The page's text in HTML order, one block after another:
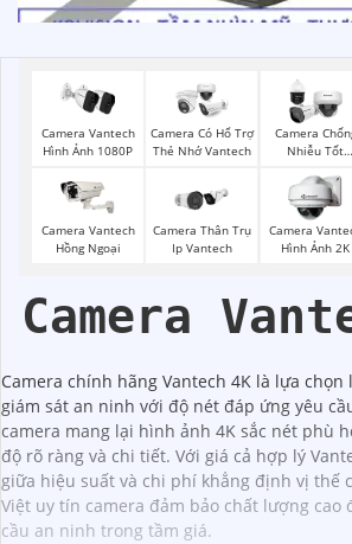
Camera Vantech
Hình Ảnh 1080P
Camera Có Hổ Trợ
Thẻ Nhớ Vantech
Camera
Nhiễu Tốt
Camera Vantech
Hồng Ngoại
Camera Thân Trụ
Ip Vantech
Camera
Hình Ảnh 2K
Camera
Camera chính hãng Vantech 4K là lựa
giám sát an ninh với độ nét đáp ứng yêu
camera mang lại hình ảnh 4K sắc nét phù
độ rõ ràng và chi tiết. Với giá cả hợp lý
giữa hiệu suất và chi phí khẳng định vị thế
Việt uy tín camera đảm bảo chất lượng cao
cầu an ninh trong tầm giá.